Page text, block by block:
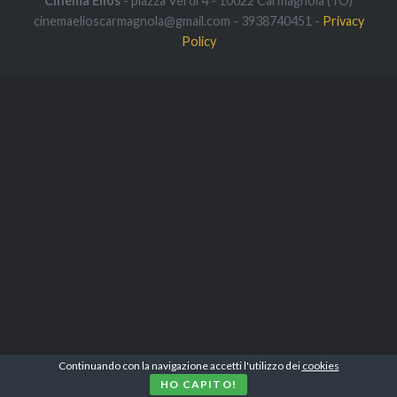
cinemaelioscarmagnola@gmail.com - 3938740451 - Privacy
Policy
Continuando con la navigazione accetti l'utilizzo dei cookies
HO CAPITO!